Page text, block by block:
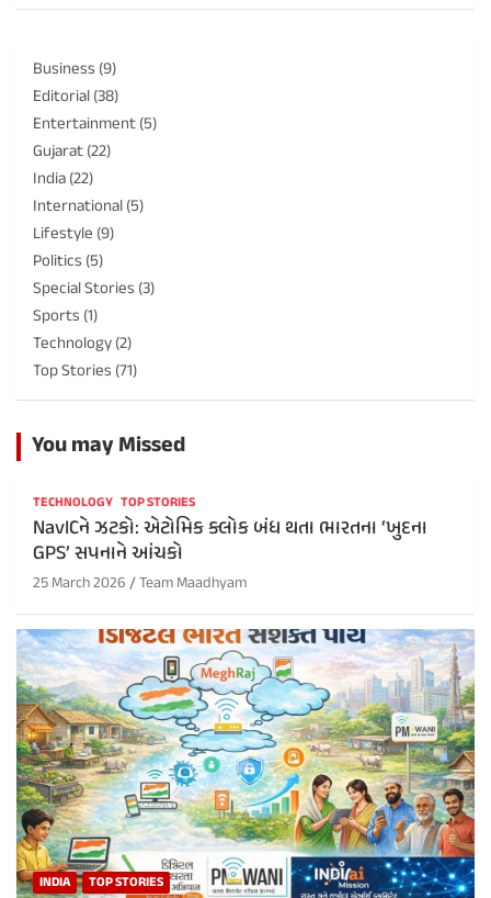
Business (9)
Editorial(38)
Entertainment(5)
Gujarat(22)
India(22)
International(5)
Lifestyle (9)
Politics (5)
Special Stories (3)
Sports (1)
Technology(2)
Top Stories (71)
You may Missed
TECHNOLOGY TOP STORIES
NavICને ઝટકો: એટોમિક ક્લોક બંધ થતા ભારતના ‘ખુદના
GPS’ સપનાને આંચકો
25 March 2026 Team Maadhyam
INDIA TOP STORIES